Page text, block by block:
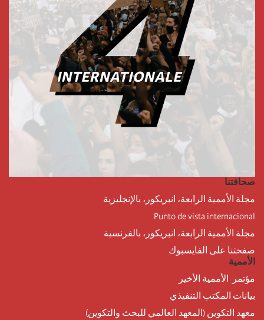
صحافتنا
مجلة الأممية الرابعة، انبريكور، بالإنجليزية
Punto de vista internacional
مجلة الأممية الرابعة، انبريكور، بالفرنسية
صفحتنا على الفايسبوك
الأممية
مؤتمر الأممية الأخير
بيانات المكتب التنفيذي
معهد التكوين (المعهد العالمي للبحث والتكوين)